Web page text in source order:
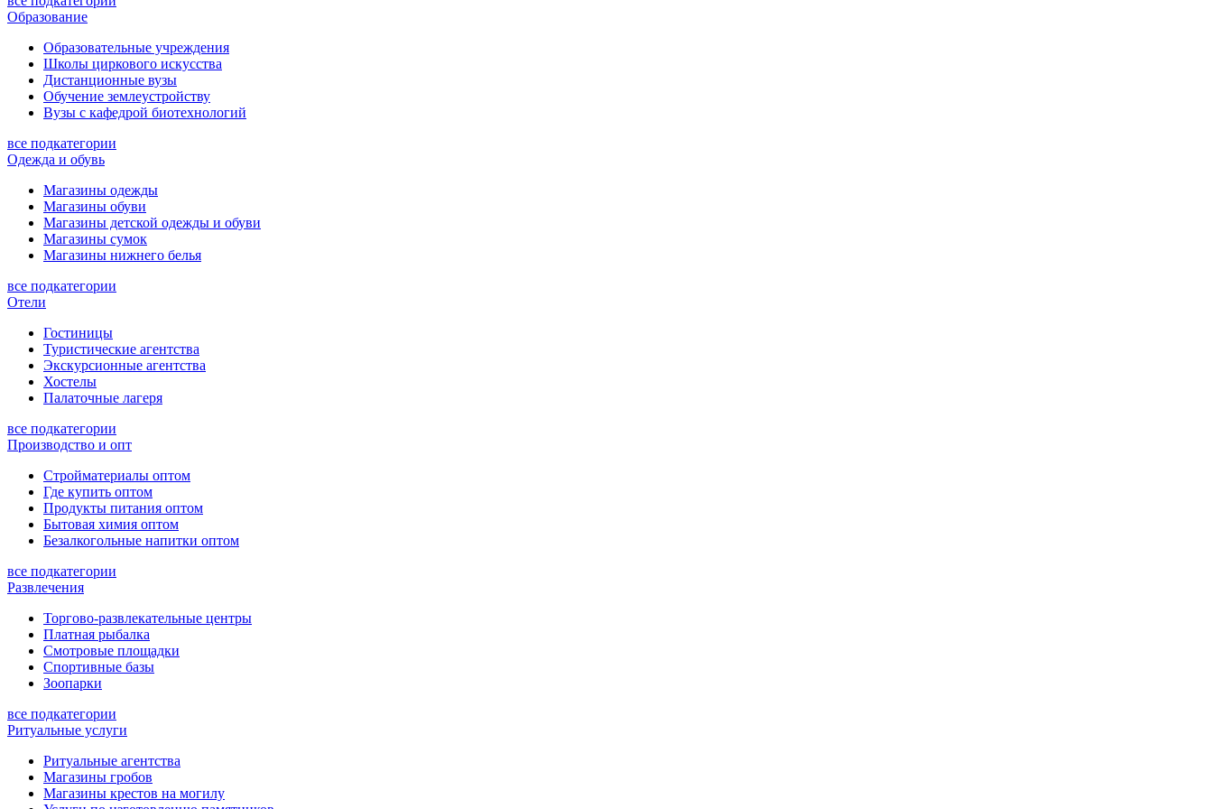
Образование
Образовательные учреждения
Школы циркового искусства
Дистанционные вузы
Обучение землеустройству
Вузы с кафедрой биотехнологий
все подкатегории
Одежда и обувь
Магазины одежды
Магазины обуви
Магазины детской одежды и обуви
Магазины сумок
Магазины нижнего белья
все подкатегории
Отели
Гостиницы
Туристические агентства
Экскурсионные агентства
Хостелы
Палаточные лагеря
все подкатегории
Производство и опт
Стройматериалы оптом
Где купить оптом
Продукты питания оптом
Бытовая химия оптом
Безалкогольные напитки оптом
все подкатегории
Развлечения
Торгово-развлекательные центры
Платная рыбалка
Смотровые площадки
Спортивные базы
Зоопарки
все подкатегории
Ритуальные услуги
Ритуальные агентства
Магазины гробов
Магазины крестов на могилу